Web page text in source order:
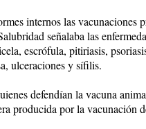
internos las vacunaciones
señalaba las
escrófula, pitiriasis,
ulceraciones y sífilis.
defendían la vacuna
producida por la vacunación